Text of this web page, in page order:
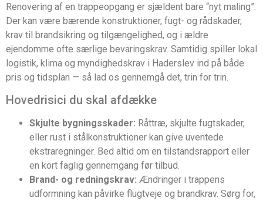
Renovering af en trappeopgang er sjældent bare “nyt maling”.
Der kan være bærende konstruktioner, fugt- og rådskader,
krav til brandsikring og tilgængelighed, og i ældre
ejendomme ofte særlige bevaringskrav. Samtidig spiller lokal
logistik, klima og myndighedskrav i Haderslev ind på både
pris og tidsplan — så lad os gennemgå det, trin for trin.
Hovedrisici du skal afdække
Skjulte bygningsskader: Råttræ, skjulte fugtskader,
eller rust i stålkonstruktioner kan give uventede
ekstraregninger. Bed altid om en tilstandsrapport eller
en kort faglig gennemgang før tilbud.
Brand- og redningskrav: Ændringer i trappens
udformning kan påvirke flugtveje og brandkrav. Sørg for,